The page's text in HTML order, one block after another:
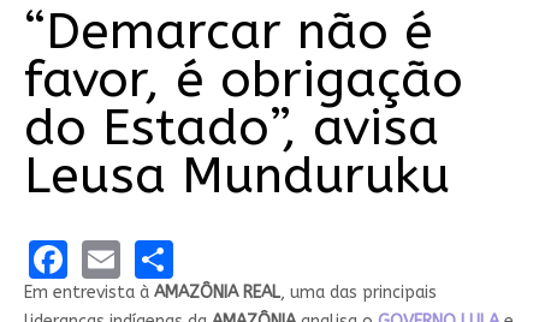
“Demarcar não é
favor, é obrigação
do Estado”, avisa
Leusa Munduruku
Facebook
EmailShare
Em entrevista à AMAZÔNIA REAL, uma das principais